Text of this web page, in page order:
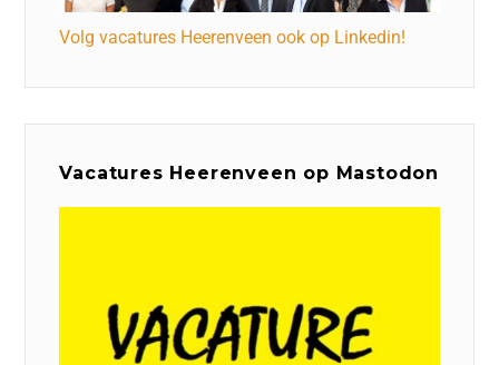
Volg vacatures Heerenveen ook op Linkedin!
Vacatures Heerenveen op Mastodon